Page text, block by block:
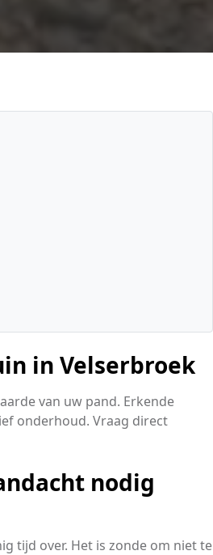
in Velserbroek
van uw pand. Erkende
onderhoud. Vraag direct
nodig
tijd over. Het is zonde om niet te